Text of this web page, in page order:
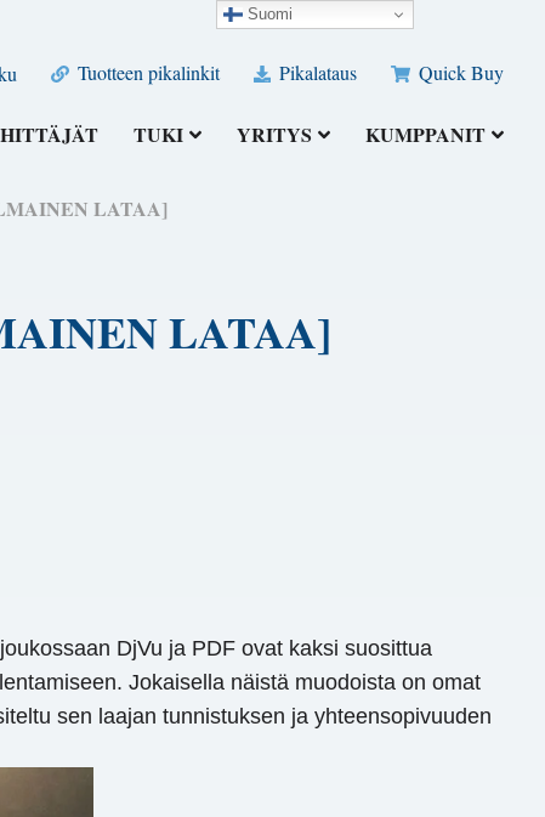
Tuotteen pikalinkit Pikalataus Quick Buy
TUKI YRITYS KUMPPANIT
LATAA]
LATAA]
DjVu ja PDF ovat kaksi suosittua
Jokaisella näistä muodoista on omat
sen laajan tunnistuksen ja yhteensopivuuden
Suomi